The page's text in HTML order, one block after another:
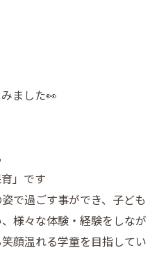
ました👀
」です
で過ごす事ができ、子ども
様々な体験・経験をしなが
顔温れる学童を目指してい